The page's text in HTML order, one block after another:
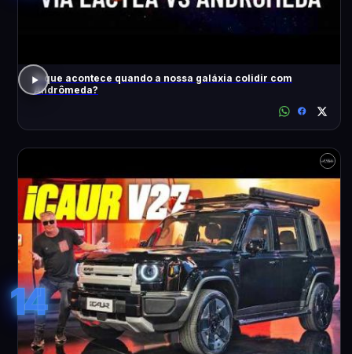
O que acontece quando a nossa galáxia colidir com
Andrômeda?
14